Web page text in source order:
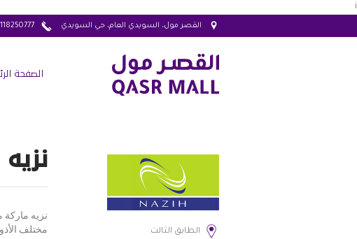
i
القصر مول، السويدي العام، حي السويدي
الصفحة
الطابق الثالث
نزيه
نزيه
مختلف